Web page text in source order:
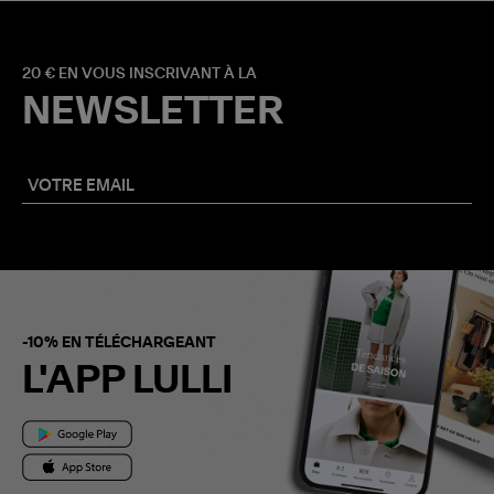
20 € EN VOUS INSCRIVANT À LA
NEWSLETTER
-10% EN TÉLÉCHARGEANT
L'APP LULLI